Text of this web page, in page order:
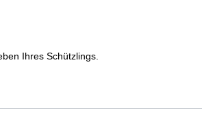
Ihres Schützlings.